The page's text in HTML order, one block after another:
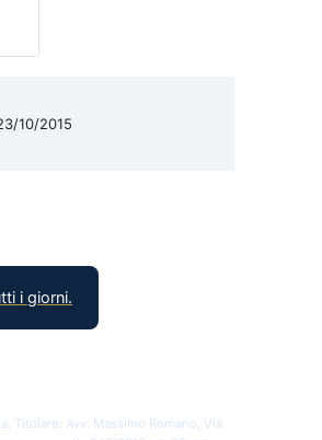
10/2015
i giorni.
Titolare: Avv. Massimo Romano, Via